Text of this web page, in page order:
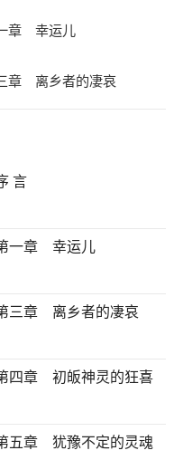
章 幸运儿
章 离乡者的凄哀
言
一章 幸运儿
三章 离乡者的凄哀
四章 初皈神灵的狂喜
五章 犹豫不定的灵魂